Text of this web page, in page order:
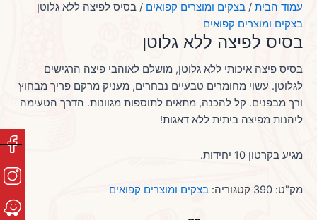
עמוד הבית / בצקים ומוצרים קפואים / בסיס לפיצה ללא גלוטן
בצקים ומוצרים קפואים
בסיס לפיצה ללא גלוטן
בסיס פיצה איכותי ללא גלוטן, מושלם לאוהבי פיצה הרגישים
לגלוטן. עשוי מחומרים טבעיים נבחרים, מעניק מרקם פריך מבחוץ
ורך מבפנים. קל להכנה, מתאים לתוספות מגוונות. הדרך הטעימה
ליהנות מפיצה ביתית ללא דאגות!
מגיע בקרטון 10 יחידות.
מק"ט: 390 קטגוריה: בצקים ומוצרים קפואים